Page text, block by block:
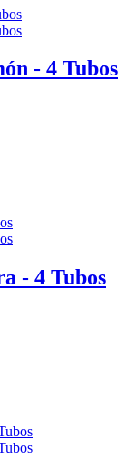
- 4 Tubos
- 4 Tubos